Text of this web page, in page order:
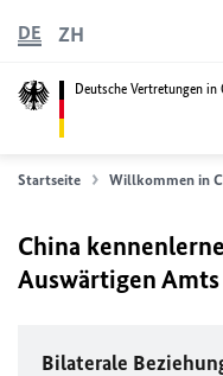
Deutsche Vertretungen in
DE ZH
Startseite Willkommen in
China
Auswärtigen Amts
Bilaterale